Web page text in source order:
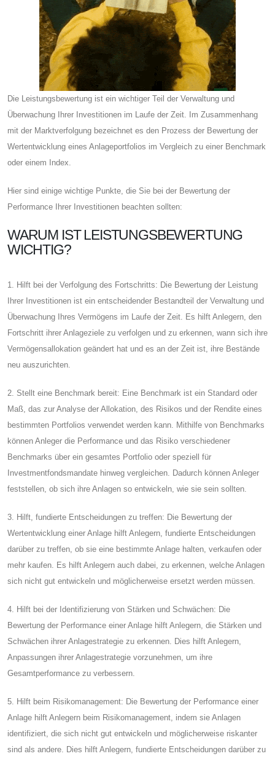
Die Leistungsbewertung ist ein wichtiger Teil der Verwaltung und
Überwachung Ihrer Investitionen im Laufe der Zeit. Im Zusammenhang
mit der Marktverfolgung bezeichnet es den Prozess der Bewertung der
Wertentwicklung eines Anlageportfolios im Vergleich zu einer Benchmark
oder einem Index.
Hier sind einige wichtige Punkte, die Sie bei der Bewertung der
Performance Ihrer Investitionen beachten sollten:
WARUM IST LEISTUNGSBEWERTUNG
WICHTIG?
1. Hilft bei der Verfolgung des Fortschritts: Die Bewertung der Leistung
Ihrer Investitionen ist ein entscheidender Bestandteil der Verwaltung und
Überwachung Ihres Vermögens im Laufe der Zeit. Es hilft Anlegern, den
Fortschritt ihrer Anlageziele zu verfolgen und zu erkennen, wann sich ihre
Vermögensallokation geändert hat und es an der Zeit ist, ihre Bestände
neu auszurichten.
2. Stellt eine Benchmark bereit: Eine Benchmark ist ein Standard oder
Maß, das zur Analyse der Allokation, des Risikos und der Rendite eines
bestimmten Portfolios verwendet werden kann. Mithilfe von Benchmarks
können Anleger die Performance und das Risiko verschiedener
Benchmarks über ein gesamtes Portfolio oder speziell für
Investmentfondsmandate hinweg vergleichen. Dadurch können Anleger
feststellen, ob sich ihre Anlagen so entwickeln, wie sie sein sollten.
3. Hilft, fundierte Entscheidungen zu treffen: Die Bewertung der
Wertentwicklung einer Anlage hilft Anlegern, fundierte Entscheidungen
darüber zu treffen, ob sie eine bestimmte Anlage halten, verkaufen oder
mehr kaufen. Es hilft Anlegern auch dabei, zu erkennen, welche Anlagen
sich nicht gut entwickeln und möglicherweise ersetzt werden müssen.
4. Hilft bei der Identifizierung von Stärken und Schwächen: Die
Bewertung der Performance einer Anlage hilft Anlegern, die Stärken und
Schwächen ihrer Anlagestrategie zu erkennen. Dies hilft Anlegern,
Anpassungen ihrer Anlagestrategie vorzunehmen, um ihre
Gesamtperformance zu verbessern.
5. Hilft beim Risikomanagement: Die Bewertung der Performance einer
Anlage hilft Anlegern beim Risikomanagement, indem sie Anlagen
identifiziert, die sich nicht gut entwickeln und möglicherweise riskanter
sind als andere. Dies hilft Anlegern, fundierte Entscheidungen darüber zu